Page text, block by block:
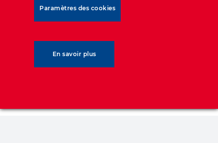
Cliquez sur le document pour en commander
En savoir plus
Paramètres des cookies